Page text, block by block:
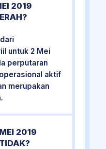
2019
untuk 2 Mei
perputaran
aktif
merupakan
2019